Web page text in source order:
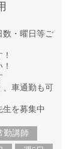
数・曜日等ご
、車通勤も可
生を募集中
勤講師